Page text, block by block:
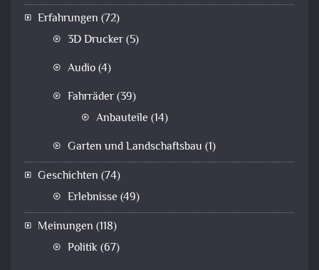
Erfahrungen (72)
3D Drucker(5)
Audio(4)
Fahrräder(39)
Anbauteile (14)
Garten und Landschaftsbau (1)
Geschichten (74)
Erlebnisse (49)
Meinungen (118)
Politik(67)